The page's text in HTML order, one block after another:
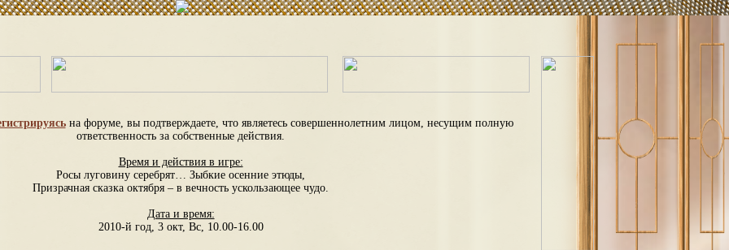
на форуме, вы подтверждаете, что являетесь совершеннолетним лицом, несущим полную
ответственность за собственные действия.
Время и действия в игре:
Росы луговину серебрят… Зыбкие осенние этюды,
Призрачная сказка октября – в вечность ускользающее чудо.
Дата и время:
2010-й год, 3 окт, Вс, 10.00-16.00